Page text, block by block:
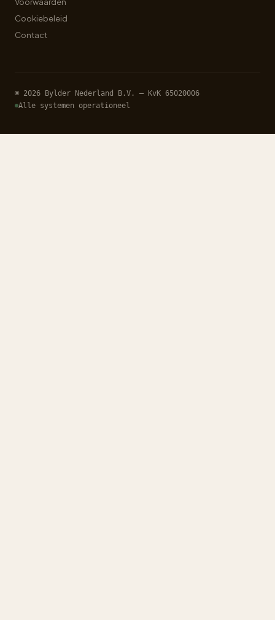
Cookiebeleid
Contact
© 2026 Bylder Nederland B.V. — KvK 65020006
Alle systemen operationeel